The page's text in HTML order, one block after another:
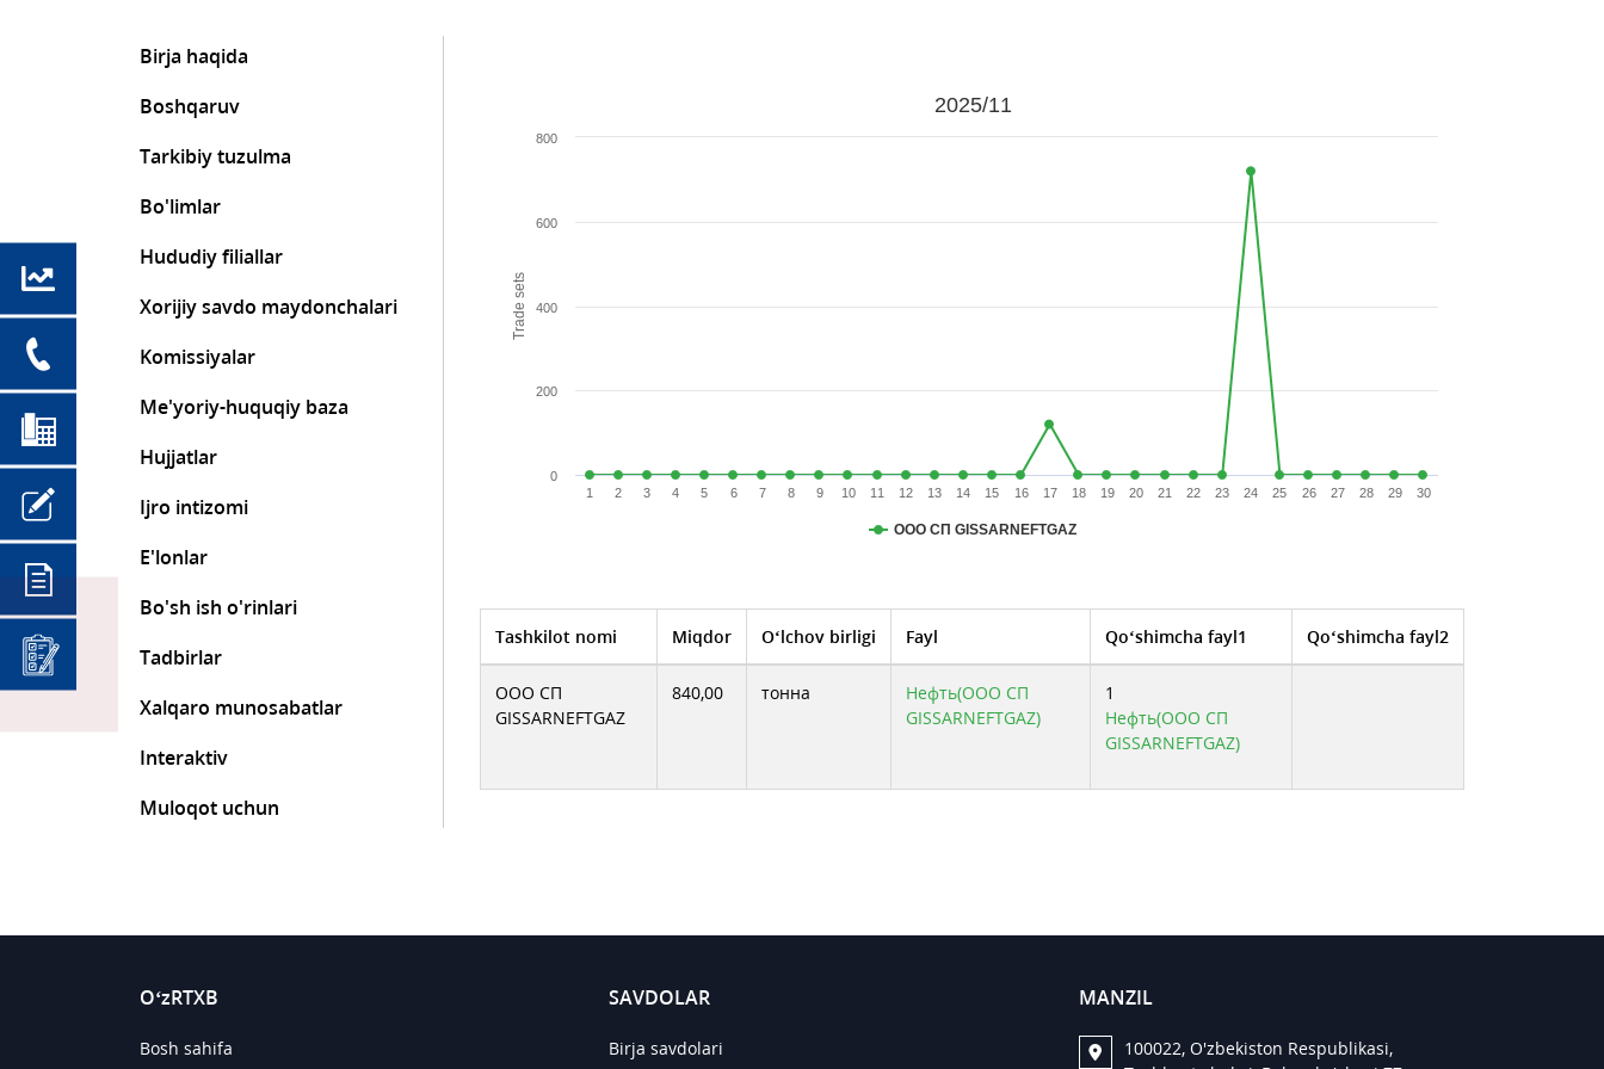
Birja haqida
Boshqaruv
Tarkibiy tuzulma
Bo'limlar
Hududiy filiallar
Xorijiy savdo maydonchalari
Komissiyalar
Me'yoriy-huquqiy baza
Hujjatlar
Ijro intizomi
E'lonlar
Bo'sh ish o'rinlari
Tadbirlar
Xalqaro munosabatlar
Interaktiv
Muloqot uchun
Trade sets
2025/11
ООО СП GISSARNEFTGAZ
1 2 3 4 5 6 7 8 9 10 11 12 13 14 15 16 17 18 19 20 21 22 23 24 25 26 27 28 29 30
0
200
400
600
800
Tashkilot nomi Miqdor O‘lchov birligi Fayl Qo‘shimcha fayl1 Qo‘shimcha fayl2
ООО СП
GISSARNEFTGAZ
840,00 тонна
Нефть(ООО СП
GISSARNEFTGAZ)
1
Нефть(ООО СП
GISSARNEFTGAZ)
O‘zRTXB
Bosh sahifa
SAVDOLAR
Birja savdolari
MANZIL
100022, O'zbekiston Respublikasi,